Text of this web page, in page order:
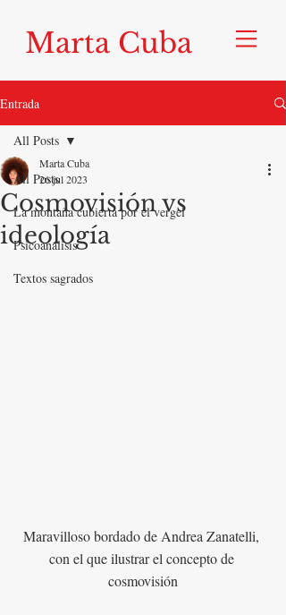
Marta Cuba
Entrada
All Posts
La montaña cubierta por el vergel
Psicoanálisis
Textos sagrados
All Posts
Cosmovisión vs
ideología
Marta Cuba
26 jul 2023
Maravilloso bordado de Andrea Zanatelli,
con el que ilustrar el concepto de
cosmovisión